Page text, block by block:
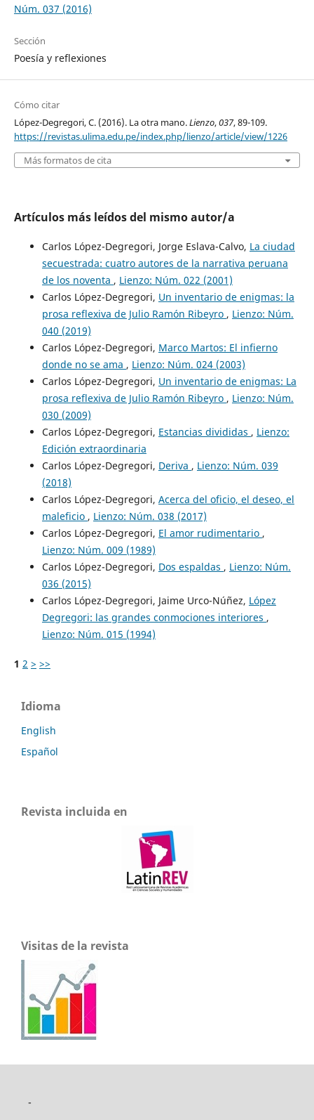
Núm. 037 (2016)
Sección
Poesía y reflexiones
Cómo citar
López-Degregori, C. (2016). La otra mano.Lienzo,037, 89-109.
https://revistas.ulima.edu.pe/index.php/lienzo/article/view/1226
Más formatos de cita
Artículos más leídos del mismo autor/a
Carlos López-Degregori, Jorge Eslava-Calvo, La ciudad
secuestrada: cuatro autores de la narrativa peruana
de los noventa , Lienzo: Núm. 022 (2001)
Carlos López-Degregori, Un inventario de enigmas: la
prosa reflexiva de Julio Ramón Ribeyro , Lienzo: Núm.
040 (2019)
Carlos López-Degregori, Marco Martos: El infierno
donde no se ama , Lienzo: Núm. 024 (2003)
Carlos López-Degregori, Un inventario de enigmas: La
prosa reflexiva de Julio Ramón Ribeyro , Lienzo: Núm.
030 (2009)
Carlos López-Degregori, Estancias divididas , Lienzo:
Edición extraordinaria
Carlos López-Degregori, Deriva , Lienzo: Núm. 039
(2018)
Carlos López-Degregori, Acerca del oficio, el deseo, el
maleficio , Lienzo: Núm. 038 (2017)
Carlos López-Degregori, El amor rudimentario ,
Lienzo: Núm. 009 (1989)
Carlos López-Degregori, Dos espaldas , Lienzo: Núm.
036 (2015)
Carlos López-Degregori, Jaime Urco-Núñez, López
Degregori: las grandes conmociones interiores ,
Lienzo: Núm. 015 (1994)
1 2 > >>
Idioma
English
Español
Revista incluida en
Visitas de la revista
-